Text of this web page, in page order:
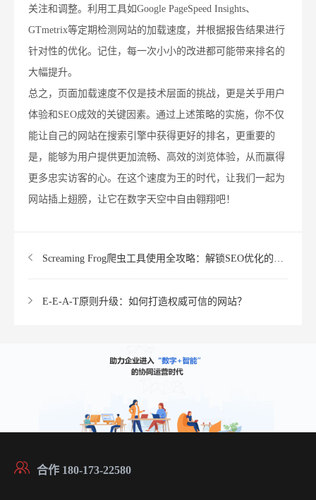
关注和调整。利用工具如Google PageSpeed Insights、
GTmetrix等定期检测网站的加载速度，并根据报告结果进行
针对性的优化。记住，每一次小小的改进都可能带来排名的
大幅提升。
总之，页面加载速度不仅是技术层面的挑战，更是关乎用户
体验和SEO成效的关键因素。通过上述策略的实施，你不仅
能让自己的网站在搜索引擎中获得更好的排名，更重要的
是，能够为用户提供更加流畅、高效的浏览体验，从而赢得
更多忠实访客的心。在这个速度为王的时代，让我们一起为
网站插上翅膀，让它在数字天空中自由翱翔吧！
Screaming Frog爬虫工具使用全攻略：解锁SEO优化的瑞士军刀
E-E-A-T原则升级：如何打造权威可信的网站？
合作 180-173-22580